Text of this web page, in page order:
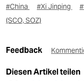
#China #Xi Jinping
(SCO, SOZ)
Feedback
Diesen Artikel teilen